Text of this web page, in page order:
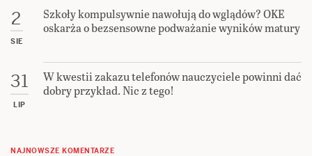
2
SIE
Szkoły kompulsywnie nawołują do wglądów? OKE
oskarża o bezsensowne podważanie wyników matury
31
LIP
W kwestii zakazu telefonów nauczyciele powinni dać
dobry przykład. Nic z tego!
NAJNOWSZE KOMENTARZE